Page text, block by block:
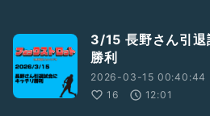
3/15 長野さん引退
勝利
2026-03-15 00:40:44
16
12:01